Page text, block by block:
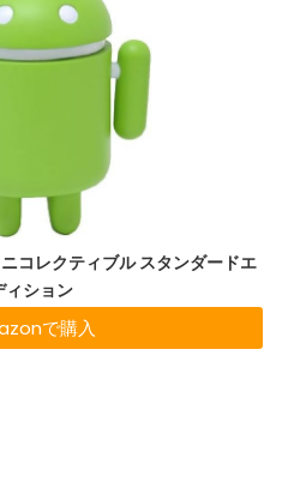
レクティブル スタンダードエ
ィション
で購入